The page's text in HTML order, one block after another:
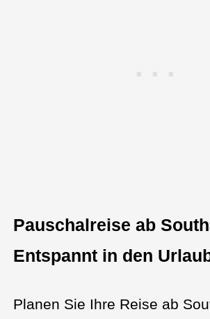
Pauschalreise ab
Entspannt in den
Planen Sie Ihre Reise ab